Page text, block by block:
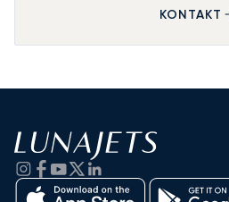
KONTAKT